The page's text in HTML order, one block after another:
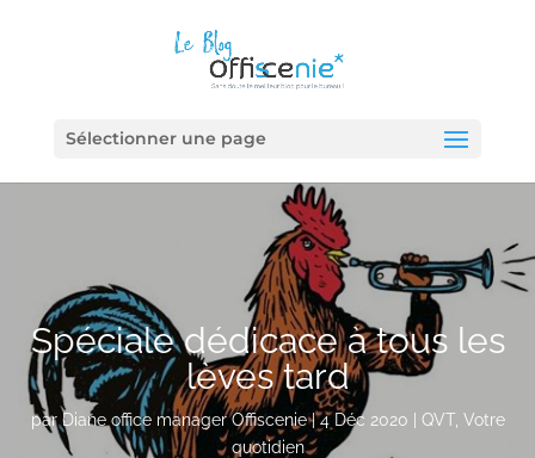
Sélectionner une page
Spéciale dédicace à tous les
lèves tard
par Diane office manager Offiscenie|4 Déc 2020 QVT, Votre
quotidien